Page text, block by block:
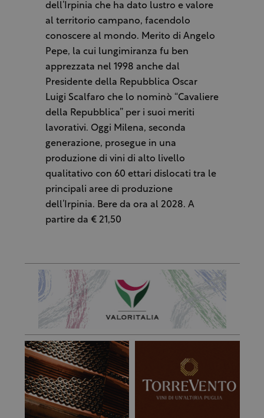
dell’Irpinia che ha dato lustro e valore
al territorio campano, facendolo
conoscere al mondo. Merito di Angelo
Pepe, la cui lungimiranza fu ben
apprezzata nel 1998 anche dal
Presidente della Repubblica Oscar
Luigi Scalfaro che lo nominò “Cavaliere
della Repubblica” per i suoi meriti
lavorativi. Oggi Milena, seconda
generazione, prosegue in una
produzione di vini di alto livello
qualitativo con 60 ettari dislocati tra le
principali aree di produzione
dell’Irpinia. Bere da ora al 2028. A
partire da € 21,50